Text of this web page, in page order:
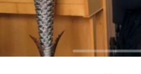
УДАРНИХ
ІНСТРУМЕНТАХ"